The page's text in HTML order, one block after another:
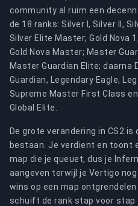
community al ruim een
de 18 ranks: Silver I, Silver II,
Silver Elite Master; Gold Nova
Gold Nova Master; Master
Master Guardian Elite; daarna
Guardian, Legendary Eagle,
Supreme Master First Class
Global Elite.
De grote verandering in CS2 is
bestaan. Je verdient en toont
map die je queuet, dus je
aangeven terwijl je Vertigo
wins op een map
schuift de rank stap voor stap